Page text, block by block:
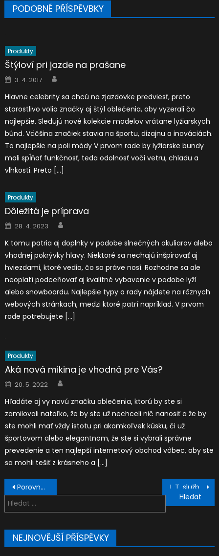
PODOBNÉ PŘÍSPĚVBKY
Produkty
Štýloví pri jazde na prašane
Posted
on
3. 4. 2017
Hlavne celebrity sa chcú na zjazdovke predviesť, preto
starostlivo volia značky aj štýl oblečenia, aby vyzerali čo
najlepšie. Sledujú nové kolekcie modelov vrátane lyžiarskych
búnd. Väčšina značiek stavia na športu, dizajnu a inováciách.
To najlepšie na poli módy V prvom rade by lyžiarske bundy
mali spĺňať funkčnosť, teda odolnosť voči vetru, chladu a
vlhkosti. Preto […]
Produkty
Dôležitá je príprava
Posted
on
28. 4. 2023
K tomu patria aj doplnky v podobe slnečných okuliarov alebo
vhodnej pokrývky hlavy. Niektoré sa nechajú inšpirovať aj
hviezdami, ktoré vedia, čo sa práve nosí. Rozhodne sa ale
neoplatí podceňovať aj kvalitné vybavenie v podobe lyží
alebo snowboardu. Najlepšie typy a rady nájdete na rôznych
webových stránkach, medzi ktoré patrí napríklad. V prvom
rade potrebujete […]
Produkty
Aká nová mikina je vhodná pre Vás?
Posted
on
20. 5. 2022
Hľadáte aj vy novú značku oblečenia, ktorú by ste si
zamilovali natoľko, že by ste už nechceli nič nanosiť a že by
ste mohli mať vždy istotu pri akomkoľvek kúsku, či už
športovom alebo elegantnom, že ste si vybrali správne
prevedenie a ten najlepší internetový obchod vôbec, aby ste
sa mohli tešiť z krásneho a […]
Navigace
pro
příspěvek
Porovnajte si ceny zákonného poistenia auta
Vyhledávání
NEJNOVĚJŠÍ PŘÍSPĚVKY